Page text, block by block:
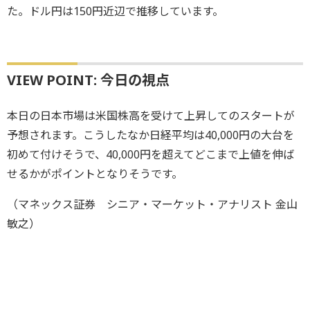
た。ドル円は150円近辺で推移しています。
VIEW POINT: 今日の視点
本日の日本市場は米国株高を受けて上昇してのスタートが
予想されます。こうしたなか日経平均は40,000円の大台を
初めて付けそうで、40,000円を超えてどこまで上値を伸ば
せるかがポイントとなりそうです。
（マネックス証券 シニア・マーケット・アナリスト 金山
敏之）